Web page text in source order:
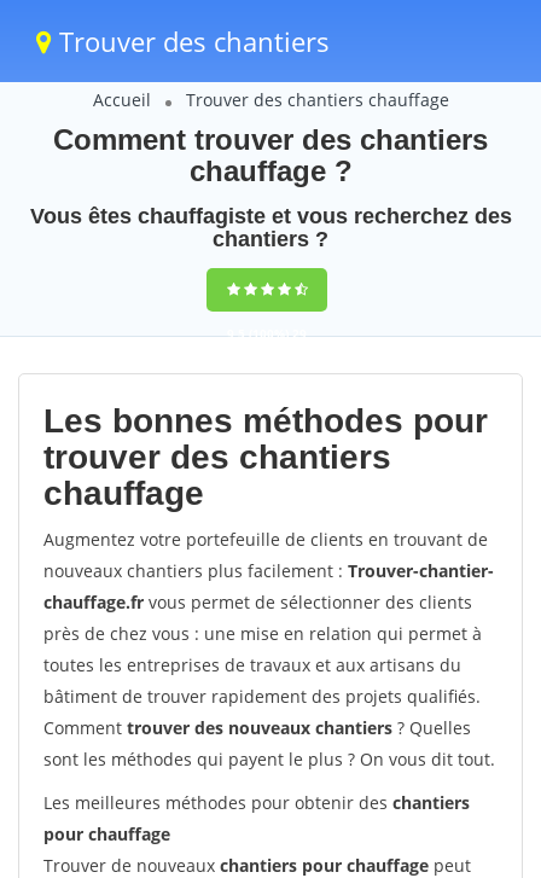
Trouver des chantiers
Accueil Trouver des chantiers chauffage
Comment trouver des chantiers
chauffage ?
Vous êtes chauffagiste et vous recherchez des
chantiers ?
9,5(100%)29
votes
Les bonnes méthodes pour
trouver des chantiers
chauffage
Augmentez votre portefeuille de clients en trouvant de
nouveaux chantiers plus facilement : Trouver-chantier-
chauffage.fr vous permet de sélectionner des clients
près de chez vous : une mise en relation qui permet à
toutes les entreprises de travaux et aux artisans du
bâtiment de trouver rapidement des projets qualifiés.
Comment trouver des nouveaux chantiers ? Quelles
sont les méthodes qui payent le plus ? On vous dit tout.
Les meilleures méthodes pour obtenir des chantiers
pour chauffage
Trouver de nouveaux chantiers pour chauffage peut